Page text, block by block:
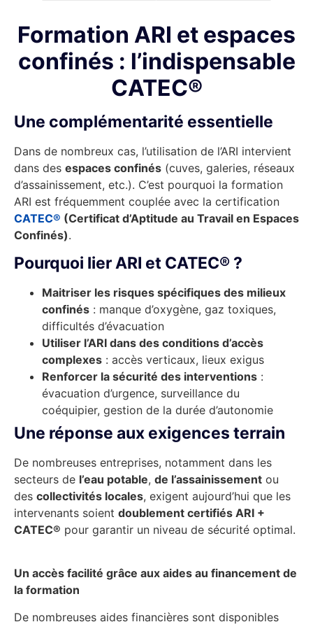
Formation ARI et espaces
confinés : l’indispensable
CATEC®
Une complémentarité essentielle
Dans de nombreux cas, l’utilisation de l’ARI intervient
dans des espaces confinés (cuves, galeries, réseaux
d’assainissement, etc.). C’est pourquoi la formation
ARI est fréquemment couplée avec la certification
CATEC® (Certificat d’Aptitude au Travail en Espaces
Confinés).
Pourquoi lier ARI et CATEC® ?
Maitriser les risques spécifiques des milieux
confinés : manque d’oxygène, gaz toxiques,
difficultés d’évacuation
Utiliser l’ARI dans des conditions d’accès
complexes : accès verticaux, lieux exigus
Renforcer la sécurité des interventions :
évacuation d’urgence, surveillance du
coéquipier, gestion de la durée d’autonomie
Une réponse aux exigences terrain
De nombreuses entreprises, notamment dans les
secteurs de l’eau potable, de l’assainissement ou
des collectivités locales, exigent aujourd’hui que les
intervenants soient doublement certifiés ARI +
CATEC® pour garantir un niveau de sécurité optimal.
Un accès facilité grâce aux aides au financement de
la formation
De nombreuses aides financières sont disponibles